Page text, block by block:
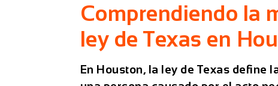
Comprendiendo la
ley de Texas en
En Houston, la ley de Texas